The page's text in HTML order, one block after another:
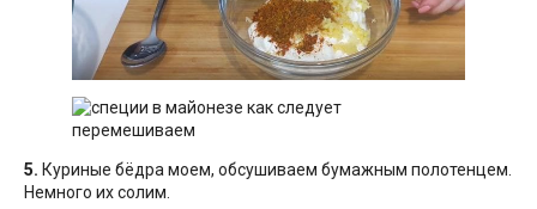
5. Куриные бёдра моем, обсушиваем бумажным полотенцем.
Немного их солим.